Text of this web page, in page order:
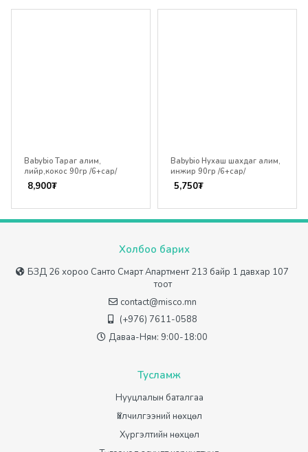
Babybio Тараг алим,
лийр,кокос 90гр /6+сар/
8,900₮
Babybio Нухаш шахдаг алим,
инжир 90гр /6+сар/
5,750₮
Холбоо барих
БЗД 26 хороо Санто Смарт Апартмент 213 байр 1 давхар 107
тоот
contact@misco.mn
(+976) 7611-0588
Даваа-Ням: 9:00-18:00
Тусламж
Нууцлалын баталгаа
Үйлчилгээний нөхцөл
Хүргэлтийн нөхцөл